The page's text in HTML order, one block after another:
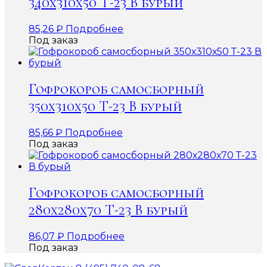
85,26 ₽ Подробнее
Под заказ
Гофрокороб самосборный
350х310х50 Т-23 В бурый
85,66 ₽ Подробнее
Под заказ
Гофрокороб самосборный
280х280х70 Т-23 В бурый
86,07 ₽ Подробнее
Под заказ